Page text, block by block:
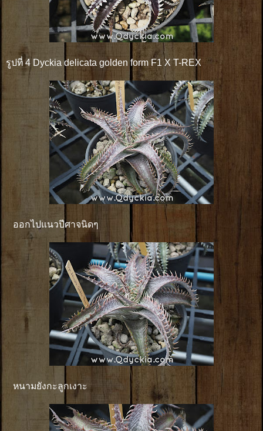
รูปที่ 4 Dyckia delicata golden form F1 X T-REX
ออกไปแนวปีศาจนิดๆ
หนามยังกะลูกเงาะ